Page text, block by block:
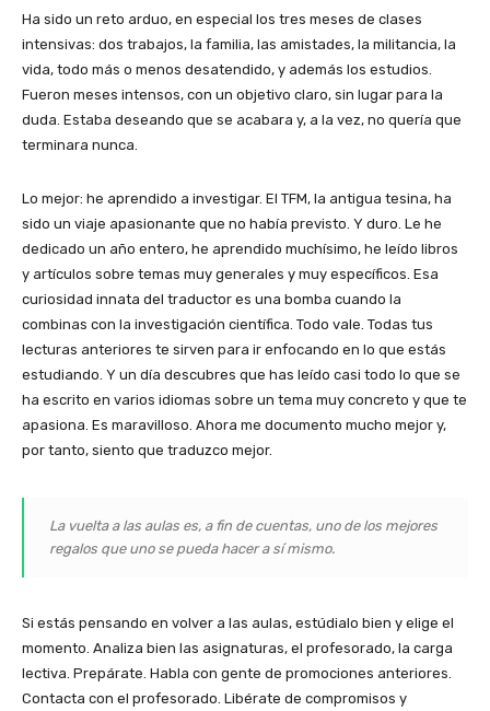
Ha sido un reto arduo, en especial los tres meses de clases
intensivas: dos trabajos, la familia, las amistades, la militancia, la
vida, todo más o menos desatendido, y además los estudios.
Fueron meses intensos, con un objetivo claro, sin lugar para la
duda. Estaba deseando que se acabara y, a la vez, no quería que
terminara nunca.
Lo mejor: he aprendido a investigar. El TFM, la antigua tesina, ha
sido un viaje apasionante que no había previsto. Y duro. Le he
dedicado un año entero, he aprendido muchísimo, he leído libros
y artículos sobre temas muy generales y muy específicos. Esa
curiosidad innata del traductor es una bomba cuando la
combinas con la investigación científica. Todo vale. Todas tus
lecturas anteriores te sirven para ir enfocando en lo que estás
estudiando. Y un día descubres que has leído casi todo lo que se
ha escrito en varios idiomas sobre un tema muy concreto y que te
apasiona. Es maravilloso. Ahora me documento mucho mejor y,
por tanto, siento que traduzco mejor.
La vuelta a las aulas es, a fin de cuentas, uno de los mejores
regalos que uno se pueda hacer a sí mismo.
Si estás pensando en volver a las aulas, estúdialo bien y elige el
momento. Analiza bien las asignaturas, el profesorado, la carga
lectiva. Prepárate. Habla con gente de promociones anteriores.
Contacta con el profesorado. Libérate de compromisos y